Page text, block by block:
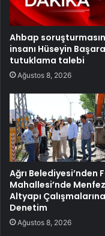
Ahbap
insanı Hüseyin
tutuklama talebi
Ağustos 8, 2026
Ağrı Belediyesi’nden
Mahallesi’nde Menfez
Altyapı Çalışmalarına
Denetim
Ağustos 8, 2026